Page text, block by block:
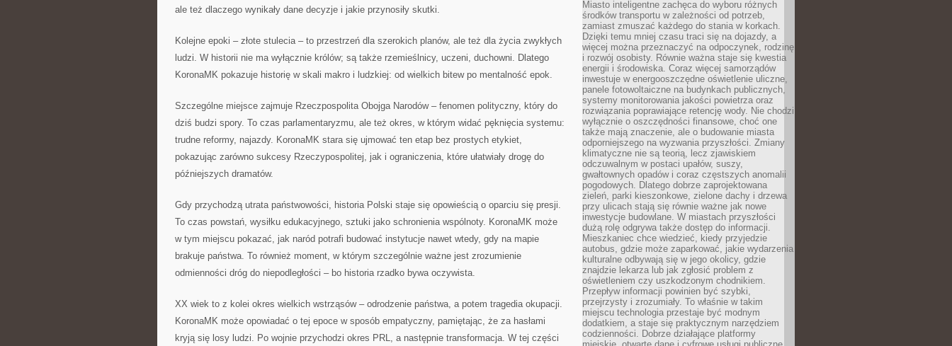
ale też dlaczego wynikały dane decyzje i jakie przynosiły skutki.
Kolejne epoki – złote stulecia – to przestrzeń dla szerokich planów, ale też dla życia zwykłych
ludzi. W historii nie ma wyłącznie królów; są także rzemieślnicy, uczeni, duchowni. Dlatego
KoronaMK pokazuje historię w skali makro i ludzkiej: od wielkich bitew po mentalność epok.
Szczególne miejsce zajmuje Rzeczpospolita Obojga Narodów – fenomen polityczny, który do
dziś budzi spory. To czas parlamentaryzmu, ale też okres, w którym widać pęknięcia systemu:
trudne reformy, najazdy. KoronaMK stara się ujmować ten etap bez prostych etykiet,
pokazując zarówno sukcesy Rzeczypospolitej, jak i ograniczenia, które ułatwiały drogę do
późniejszych dramatów.
Gdy przychodzą utrata państwowości, historia Polski staje się opowieścią o oparciu się presji.
To czas powstań, wysiłku edukacyjnego, sztuki jako schronienia wspólnoty. KoronaMK może
w tym miejscu pokazać, jak naród potrafi budować instytucje nawet wtedy, gdy na mapie
brakuje państwa. To również moment, w którym szczególnie ważne jest zrozumienie
odmienności dróg do niepodległości – bo historia rzadko bywa oczywista.
XX wiek to z kolei okres wielkich wstrząsów – odrodzenie państwa, a potem tragedia okupacji.
KoronaMK może opowiadać o tej epoce w sposób empatyczny, pamiętając, że za hasłami
kryją się losy ludzi. Po wojnie przychodzi okres PRL, a następnie transformacja. W tej części
Miasto inteligentne zachęca do wyboru różnych
środków transportu w zależności od potrzeb,
zamiast zmuszać każdego do stania w korkach.
Dzięki temu mniej czasu traci się na dojazdy, a
więcej można przeznaczyć na odpoczynek, rodzinę
i rozwój osobisty. Równie ważna staje się kwestia
energii i środowiska. Coraz więcej samorządów
inwestuje w energooszczędne oświetlenie uliczne,
panele fotowoltaiczne na budynkach publicznych,
systemy monitorowania jakości powietrza oraz
rozwiązania poprawiające retencję wody. Nie chodzi
wyłącznie o oszczędności finansowe, choć one
także mają znaczenie, ale o budowanie miasta
odporniejszego na wyzwania przyszłości. Zmiany
klimatyczne nie są teorią, lecz zjawiskiem
odczuwalnym w postaci upałów, suszy,
gwałtownych opadów i coraz częstszych anomalii
pogodowych. Dlatego dobrze zaprojektowana
zieleń, parki kieszonkowe, zielone dachy i drzewa
przy ulicach stają się równie ważne jak nowe
inwestycje budowlane. W miastach przyszłości
dużą rolę odgrywa także dostęp do informacji.
Mieszkaniec chce wiedzieć, kiedy przyjedzie
autobus, gdzie może zaparkować, jakie wydarzenia
kulturalne odbywają się w jego okolicy, gdzie
znajdzie lekarza lub jak zgłosić problem z
oświetleniem czy uszkodzonym chodnikiem.
Przepływ informacji powinien być szybki,
przejrzysty i zrozumiały. To właśnie w takim
miejscu technologia przestaje być modnym
dodatkiem, a staje się praktycznym narzędziem
codzienności. Dobrze działające platformy